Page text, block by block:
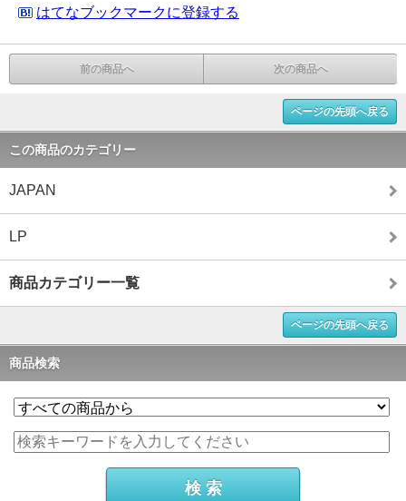
はてなブックマークに登録する
前の商品へ 次の商品へ
ページの先頭へ戻る
この商品のカテゴリー
JAPAN
LP
商品カテゴリー一覧
ページの先頭へ戻る
商品検索